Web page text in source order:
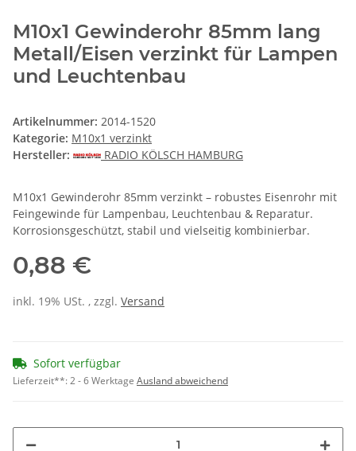
M10x1 Gewinderohr 85mm lang
Metall/Eisen verzinkt für Lampen
und Leuchtenbau
Artikelnummer: 2014-1520
Kategorie: M10x1 verzinkt
Hersteller:
RADIO KÖLSCH HAMBURG
M10x1 Gewinderohr 85mm verzinkt – robustes Eisenrohr mit
Feingewinde für Lampenbau, Leuchtenbau & Reparatur.
Korrosionsgeschützt, stabil und vielseitig kombinierbar.
0,88 €
inkl. 19% USt. , zzgl. Versand
Sofort verfügbar
Lieferzeit**:2 - 6 Werktage Ausland abweichend